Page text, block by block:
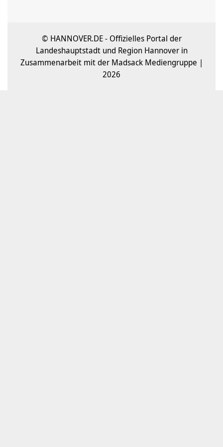
© HANNOVER.DE - Offizielles Portal der
Landeshauptstadt und Region Hannover in
Zusammenarbeit mit der Madsack Mediengruppe |
2026